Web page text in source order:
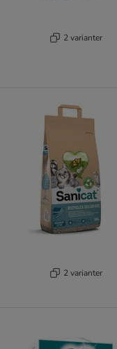
2 varianter
2 varianter